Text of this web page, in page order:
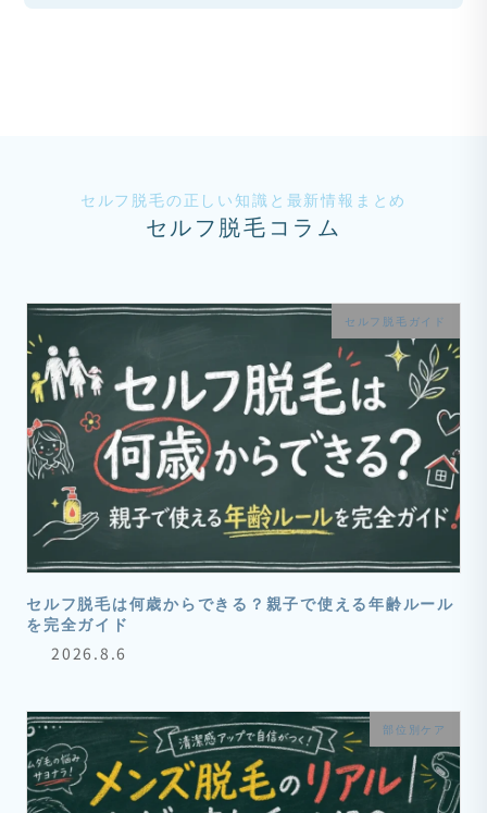
セルフ脱毛の正しい知識と最新情報まとめ
セルフ脱毛コラム
セルフ脱毛ガイド
セルフ脱毛は何歳からできる？親子で使える年齢ルール
を完全ガイド
2026.8.6
部位別ケア